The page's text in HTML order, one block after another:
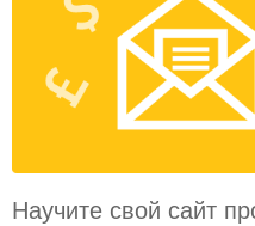
Научите свой сайт